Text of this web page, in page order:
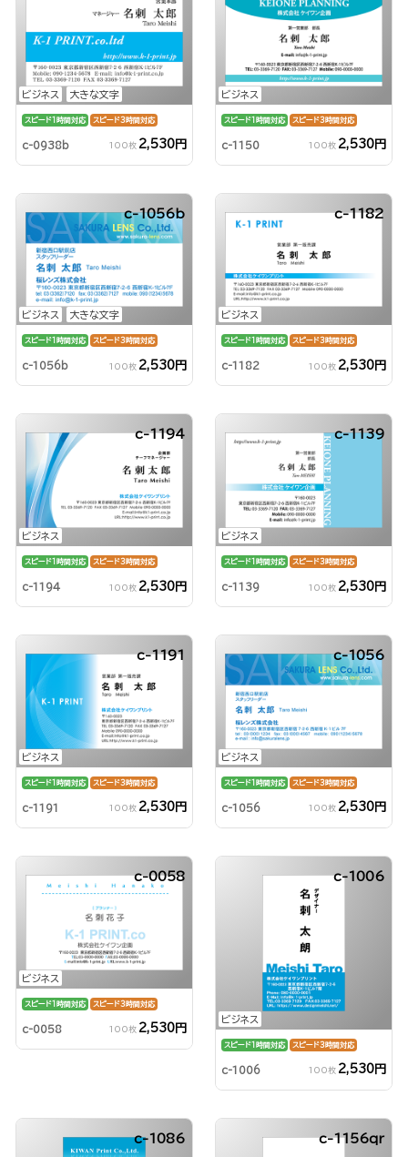
ビジネス 大きな文字
スピード1時間対応 スピード3時間対応
c-0938b 100枚 2,530円
ビジネス
スピード1時間対応 スピード3時間対応
c-1150 100枚 2,530円
ビジネス 大きな文字
c-1056b
スピード1時間対応 スピード3時間対応
c-1056b 100枚 2,530円
ビジネス
c-1182
スピード1時間対応 スピード3時間対応
c-1182 100枚 2,530円
ビジネス
c-1194
スピード1時間対応 スピード3時間対応
c-1194 100枚 2,530円
ビジネス
c-1139
スピード1時間対応 スピード3時間対応
c-1139 100枚 2,530円
ビジネス
c-1191
スピード1時間対応 スピード3時間対応
c-1191 100枚 2,530円
ビジネス
c-1056
スピード1時間対応 スピード3時間対応
c-1056 100枚 2,530円
ビジネス
c-0058
スピード1時間対応 スピード3時間対応
c-0058 100枚 2,530円
ビジネス
c-1006
スピード1時間対応 スピード3時間対応
c-1006 100枚 2,530円
c-1086 c-1156qr